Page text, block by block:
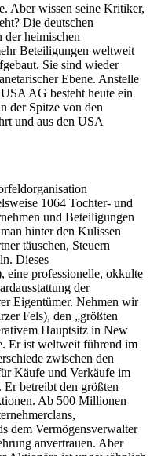
Aber wissen seine Kritiker,
Die deutschen
der heimischen
Beteiligungen weltweit
Sie sind wieder
Ebene. Anstelle
AG besteht heute ein
der Spitze von den
und aus den USA
1064 Tochter- und
und Beteiligungen
hinter den Kulissen
täuschen, Steuern
Dieses
eine professionelle, okkulte
der
Eigentümer. Nehmen wir
Fels), den „größten
Hauptsitz in New
Er ist weltweit führend im
zwischen den
Käufe und Verkäufe im
betreibt den größten
Ab 500 Millionen
dem Vermögensverwalter
anvertrauen. Aber